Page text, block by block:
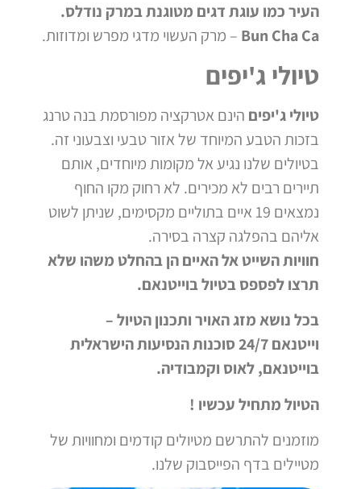
העיר כמו עוגת דגים מטוגנת במרק נודלס.
Bun Cha Ca – מרק העשוי מדגי מפרש ומדוזות.
טיולי ג'יפים
טיולי ג'יפים הינם אטרקציה מפורסמת בנה טרנג
בזכות הטבע המיוחד של אזור טבעי וצבעוני זה.
בטיולים שלנו נגיע אל מקומות מיוחדים, אותם
תיירים רבים לא מכירים. לא רחוק מקו החוף
נמצאים 19 איים בתוליים מקסימים, שניתן לשוט
אליהם בהפלגה קצרה בסירה.
חוויות השייט אל האיים הן בהחלט משהו שלא
תרצו לפספס בטיול בוייטנאם.
בכל נושא מזג האויר ותכנון הטיול –
וייטנאם 24/7 סוכנות הנסיעות הישראלית
בוייטנאם, לאוס וקמבודיה.
הטיול מתחיל עכשיו !
מוזמנים להתרשם מטיולים קודמים ומחוויות של
מטיילים בדף הפייסבוק שלנו.